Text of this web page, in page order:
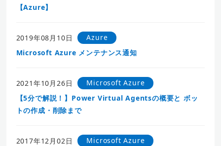
【Azure】
2019年08月10日
Azure
Microsoft Azure メンテナンス通知
2021年10月26日
Microsoft Azure
【5分で解説！】Power Virtual Agentsの概要と ボッ
トの作成・削除まで
2017年12月02日
Microsoft Azure